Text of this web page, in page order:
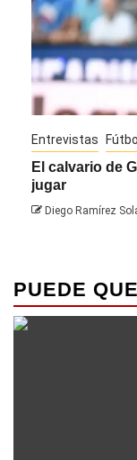
Entrevistas
El calvario de
jugar
Diego Ramírez
PUEDE